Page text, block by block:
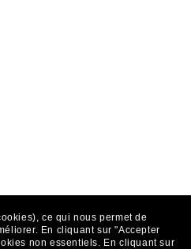
ce qui nous permet de
En cliquant sur "Accepter
non essentiels. En cliquant sur